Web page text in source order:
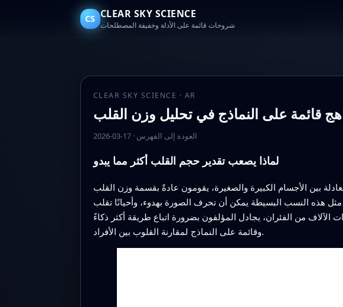
CS CLEAR SKY SCIENCE
شروحات قائمة على الأدلة وخفيفة المصطلحات
CLEAR SKY SCIENCE · AR
قائمة على النماذج في تحليل وزن القلب
2026-03-17· العودة إلى الفهرس
لماذا يصعب تقدير حجم القلب أكثر مما يبدو
بين الأجسام الكبيرة والصغيرة، يقومون عادةً بقسمة وزن القلب
هذه النسب البسيطة يمكن أن تحرف الصورة بهدوء، وأحيانًا تقلب
من الفئران، يجادل المؤلفون بضرورة اتباع طريقة أكثر ذكاءً
وقائمة على النماذج لمقارنة القلوب بين الأفراد.